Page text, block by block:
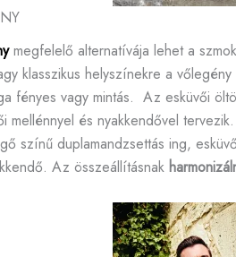
megfelelő alternatívája lehet a
klasszikus helyszínekre a
fényes vagy mintás. Az esküvői
mellénnyel és nyakkendővel
színű duplamandzsettás ing,
Az összeállításnak